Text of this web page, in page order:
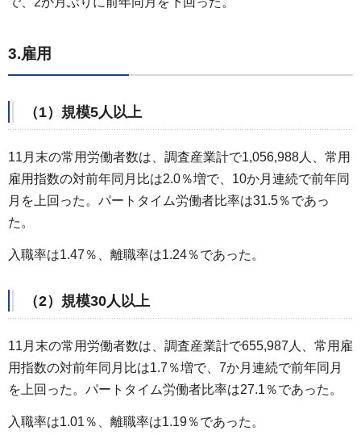
3.雇用
（1）規模5人以上
11月末の常用労働者数は、調査産業計で1,056,988人、常用
雇用指数の対前年同月比は2.0％増で、10か月連続で前年同
月を上回った。パートタイム労働者比率は31.5％であっ
た。
入職率は1.47％、離職率は1.24％であった。
（2）規模30人以上
11月末の常用労働者数は、調査産業計で655,987人、常用雇
用指数の対前年同月比は1.7％増で、7か月連続で前年同月
を上回った。パートタイム労働者比率は27.1％であった。
入職率は1.01％、離職率は1.19％であった。